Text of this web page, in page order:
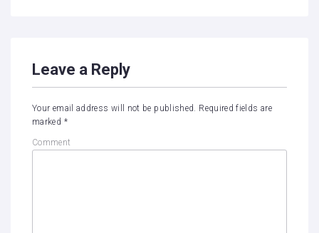
Leave a Reply
Your email address will not be published. Required fields are
marked *
Comment